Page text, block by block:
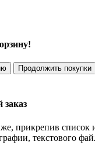
Продолжить покупки
заказ
прикрепив список
текстового